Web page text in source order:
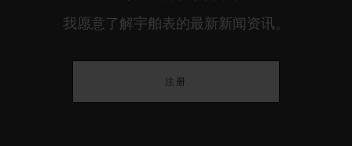
我愿意了解宇舶表的最新新闻资讯。
注册